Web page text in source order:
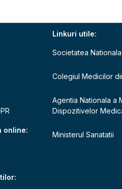
online:
Linkuri utile:
Societatea
Colegiul Medicilor
Agentia Nationala a
Dispozitivelor
Ministerul Sanatatii